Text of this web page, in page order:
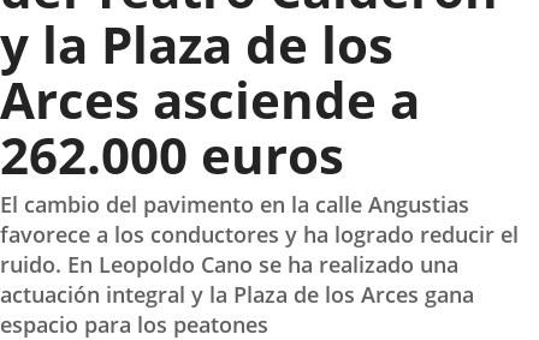
y la Plaza de los
Arces asciende a
262.000 euros
El cambio del pavimento en la calle Angustias
favorece a los conductores y ha logrado reducir el
ruido. En Leopoldo Cano se ha realizado una
actuación integral y la Plaza de los Arces gana
espacio para los peatones